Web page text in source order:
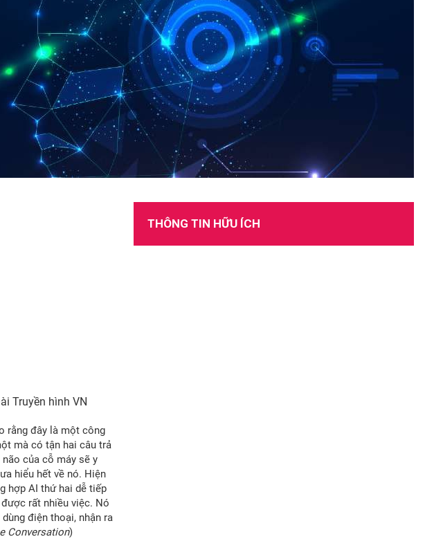
TUYỂN DỤNG
ài Truyền hình VN
rằng đây là một công
mà có tận hai câu trả
của cỗ máy sẽ y
hiểu hết về nó. Hiện
hợp AI thứ hai dễ tiếp
rất nhiều việc. Nó
điện thoại, nhận ra
Conversation)
THÔNG TIN HỮU ÍCH